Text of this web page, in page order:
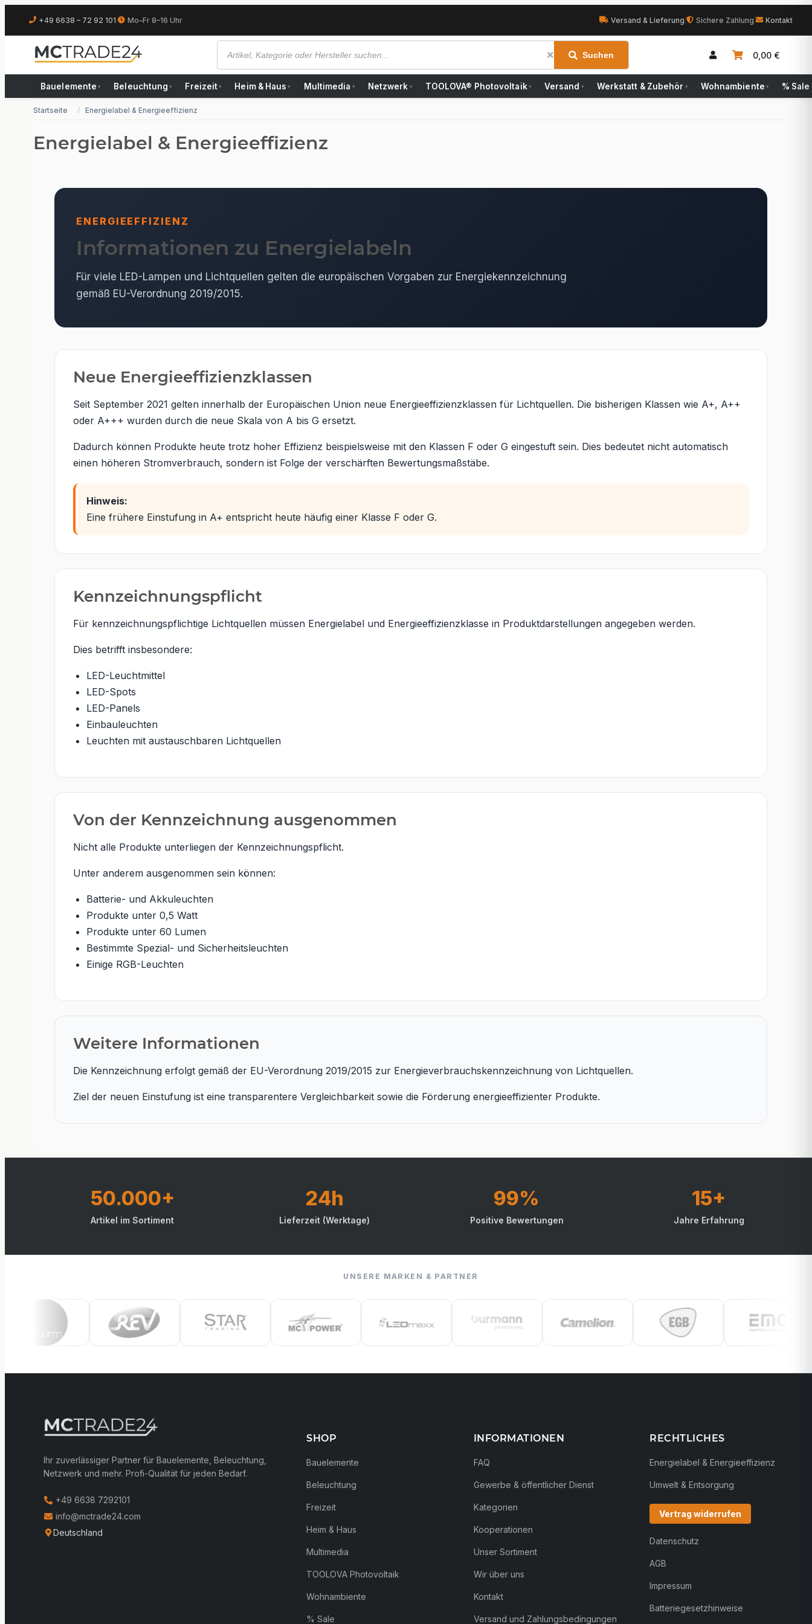
+49 6638 – 72 92 101 Mo–Fr 8–16 Uhr Versand & Lieferung Sichere Zahlung Kontakt
Suchen 0,00 €
Bauelemente ▾ Beleuchtung ▾ Freizeit ▾ Heim & Haus ▾ Multimedia ▾ Netzwerk ▾ TOOLOVA® Photovoltaik ▾ Versand ▾ Werkstatt & Zubehör ▾ Wohnambiente ▾ % Sale
Startseite Energielabel & Energieeffizienz
Energielabel & Energieeffizienz
ENERGIEEFFIZIENZ
Informationen zu Energielabeln
Für viele LED-Lampen und Lichtquellen gelten die europäischen Vorgaben zur Energiekennzeichnung
gemäß EU-Verordnung 2019/2015.
Neue Energieeffizienzklassen
Seit September 2021 gelten innerhalb der Europäischen Union neue Energieeffizienzklassen für Lichtquellen. Die bisherigen Klassen wie A+, A++
oder A+++ wurden durch die neue Skala von A bis G ersetzt.
Dadurch können Produkte heute trotz hoher Effizienz beispielsweise mit den Klassen F oder G eingestuft sein. Dies bedeutet nicht automatisch
einen höheren Stromverbrauch, sondern ist Folge der verschärften Bewertungsmaßstäbe.
Hinweis:
Eine frühere Einstufung in A+ entspricht heute häufig einer Klasse F oder G.
Kennzeichnungspflicht
Für kennzeichnungspflichtige Lichtquellen müssen Energielabel und Energieeffizienzklasse in Produktdarstellungen angegeben werden.
Dies betrifft insbesondere:
LED-Leuchtmittel
LED-Spots
LED-Panels
Einbauleuchten
Leuchten mit austauschbaren Lichtquellen
Von der Kennzeichnung ausgenommen
Nicht alle Produkte unterliegen der Kennzeichnungspflicht.
Unter anderem ausgenommen sein können:
Batterie- und Akkuleuchten
Produkte unter 0,5 Watt
Produkte unter 60 Lumen
Bestimmte Spezial- und Sicherheitsleuchten
Einige RGB-Leuchten
Weitere Informationen
Die Kennzeichnung erfolgt gemäß der EU-Verordnung 2019/2015 zur Energieverbrauchskennzeichnung von Lichtquellen.
Ziel der neuen Einstufung ist eine transparentere Vergleichbarkeit sowie die Förderung energieeffizienter Produkte.
50.000+
Artikel im Sortiment
24h
Lieferzeit (Werktage)
99%
Positive Bewertungen
15+
Jahre Erfahrung
UNSERE MARKEN & PARTNER
Ihr zuverlässiger Partner für Bauelemente, Beleuchtung,
Netzwerk und mehr. Profi-Qualität für jeden Bedarf.
+49 6638 7292101
info@mctrade24.com
Deutschland
SHOP
Bauelemente
Beleuchtung
Freizeit
Heim & Haus
Multimedia
TOOLOVA Photovoltaik
Wohnambiente
% Sale
INFORMATIONEN
FAQ
Gewerbe & öffentlicher Dienst
Kategorien
Kooperationen
Unser Sortiment
Wir über uns
Kontakt
Versand und Zahlungsbedingungen
RECHTLICHES
Energielabel & Energieeffizienz
Umwelt & Entsorgung
Vertrag widerrufen
Datenschutz
AGB
Impressum
Batteriegesetzhinweise